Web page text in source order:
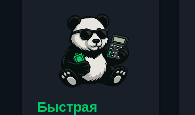
Быстрая